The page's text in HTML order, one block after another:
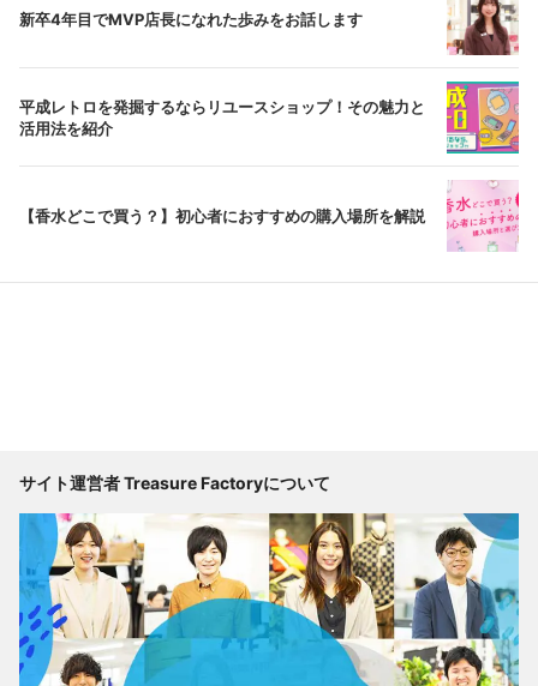
新卒4年目でMVP店長になれた歩みをお話します
平成レトロを発掘するならリユースショップ！その魅力と
活用法を紹介
【香水どこで買う？】初心者におすすめの購入場所を解説
サイト運営者 Treasure Factoryについて